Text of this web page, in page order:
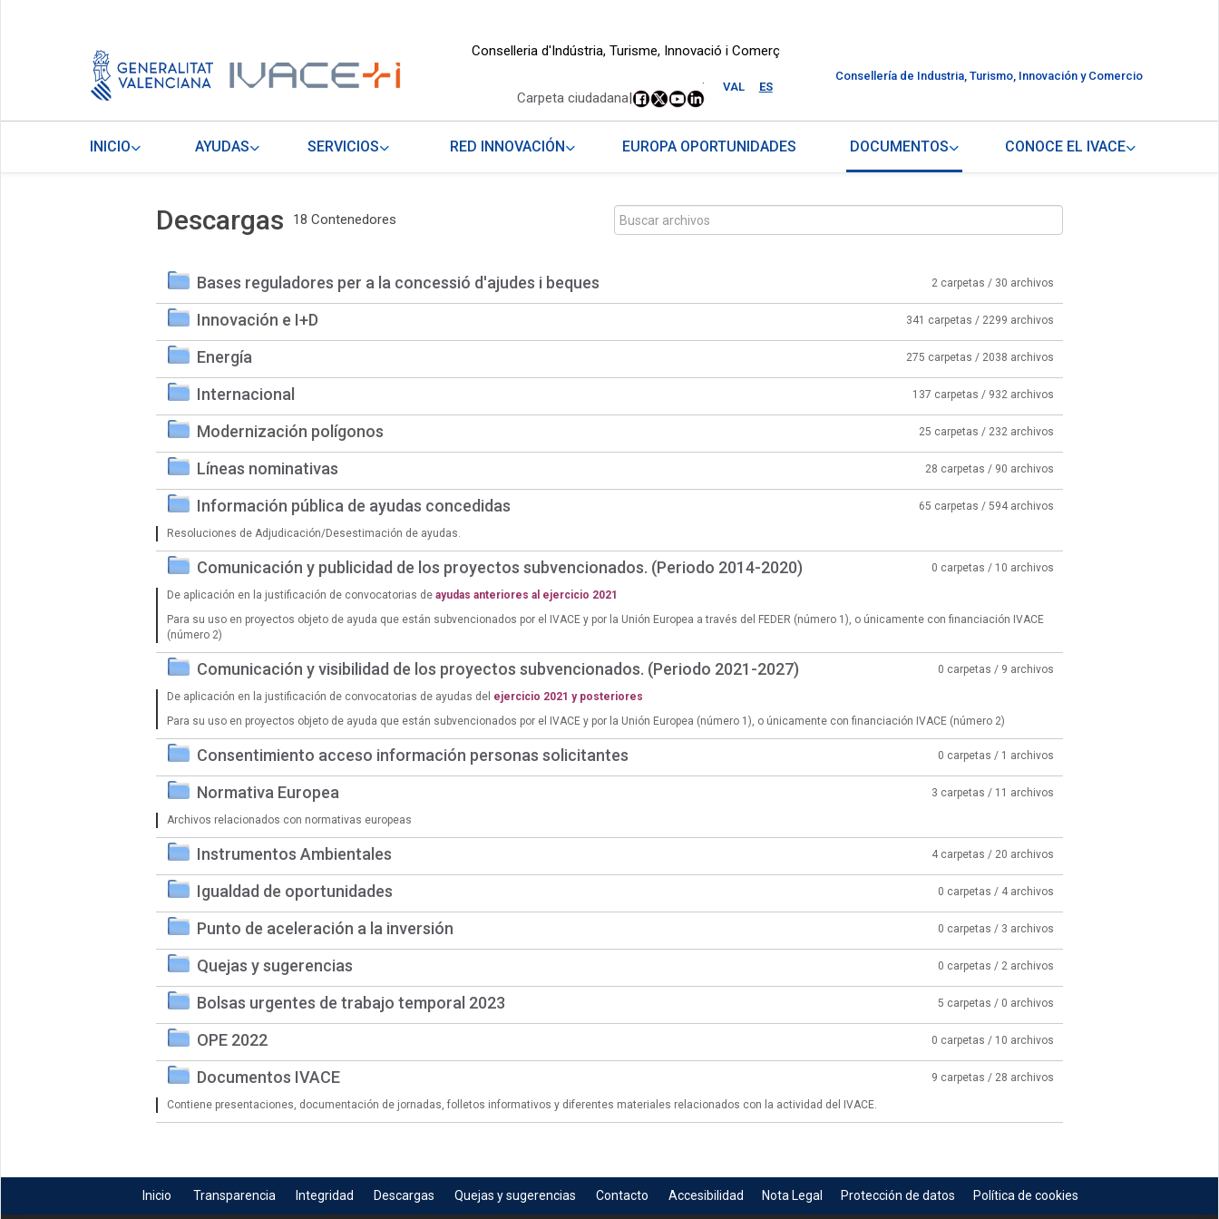
Conselleria d'Indústria, Turisme, Innovació i Comerç
VAL ES
.
Carpeta ciudadana|
Consellería de Industria, Turismo, Innovación y Comercio
INICIO AYUDAS SERVICIOS RED INNOVACIÓN EUROPA OPORTUNIDADES DOCUMENTOS CONOCE EL IVACE
Descargas 18 Contenedores
Bases reguladores per a la concessió d'ajudes i beques 2 carpetas / 30 archivos
Innovación e I+D 341 carpetas / 2299 archivos
Energía 275 carpetas / 2038 archivos
Internacional 137 carpetas / 932 archivos
Modernización polígonos 25 carpetas / 232 archivos
Líneas nominativas 28 carpetas / 90 archivos
Información pública de ayudas concedidas 65 carpetas / 594 archivos
Resoluciones de Adjudicación/Desestimación de ayudas.
Comunicación y publicidad de los proyectos subvencionados. (Periodo 2014-2020) 0 carpetas / 10 archivos
De aplicación en la justificación de convocatorias de ayudas anteriores al ejercicio 2021
Para su uso en proyectos objeto de ayuda que están subvencionados por el IVACE y por la Unión Europea a través del FEDER (número 1), o únicamente con financiación IVACE
(número 2)
Comunicación y visibilidad de los proyectos subvencionados. (Periodo 2021-2027) 0 carpetas / 9 archivos
De aplicación en la justificación de convocatorias de ayudas del ejercicio 2021 y posteriores
Para su uso en proyectos objeto de ayuda que están subvencionados por el IVACE y por la Unión Europea (número 1), o únicamente con financiación IVACE (número 2)
Consentimiento acceso información personas solicitantes 0 carpetas / 1 archivos
Normativa Europea 3 carpetas / 11 archivos
Archivos relacionados con normativas europeas
Instrumentos Ambientales 4 carpetas / 20 archivos
Igualdad de oportunidades 0 carpetas / 4 archivos
Punto de aceleración a la inversión 0 carpetas / 3 archivos
Quejas y sugerencias 0 carpetas / 2 archivos
Bolsas urgentes de trabajo temporal 2023 5 carpetas / 0 archivos
OPE 2022 0 carpetas / 10 archivos
Documentos IVACE 9 carpetas / 28 archivos
Contiene presentaciones, documentación de jornadas, folletos informativos y diferentes materiales relacionados con la actividad del IVACE.
Inicio Transparencia Integridad Descargas Quejas y sugerencias Contacto Accesibilidad Nota Legal Protección de datos Política de cookies